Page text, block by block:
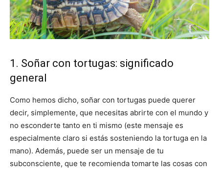
1. Soñar con tortugas: significado
general
Como hemos dicho, soñar con tortugas puede querer
decir, simplemente, que necesitas abrirte con el mundo y
no esconderte tanto en ti mismo (este mensaje es
especialmente claro si estás sosteniendo la tortuga en la
mano). Además, puede ser un mensaje de tu
subconsciente, que te recomienda tomarte las cosas con